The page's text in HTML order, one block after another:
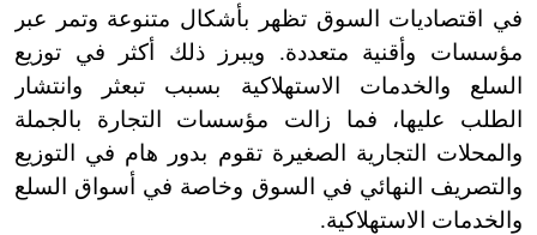
في اقتصاديات السوق تظهر بأشكال متنوعة وتمر عبر
مؤسسات وأقنية متعددة. ويبرز ذلك أكثر في توزيع
السلع والخدمات الاستهلاكية بسبب تبعثر وانتشار
الطلب عليها، فما زالت مؤسسات التجارة بالجملة
والمحلات التجارية الصغيرة تقوم بدور هام في التوزيع
والتصريف النهائي في السوق وخاصة في أسواق السلع
والخدمات الاستهلاكية.